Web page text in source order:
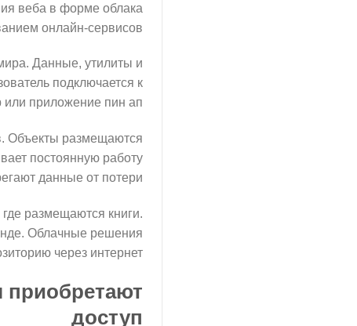
веба в форме облака
онлайн-сервисов.
Данные, утилиты и
подключается к
или приложение пин ап.
Объекты размещаются
постоянную работу
данные от потери.
размещаются книги.
Облачные решения
через интернет.
приобретают
доступ